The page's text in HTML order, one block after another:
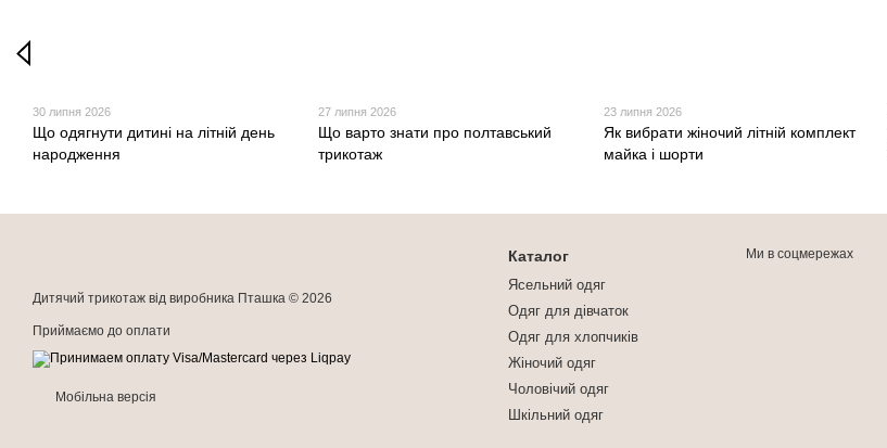
30 липня 2026
Що одягнути дитині на літній день
народження
27 липня 2026
Що варто знати про полтавський
трикотаж
23 липня 2026
Як вибрати жіночий літній комплект
майка і шорти
Дитячий трикотаж від виробника Пташка © 2026
Приймаємо до оплати
Мобільна версія
Каталог
Ясельний одяг
Одяг для дівчаток
Одяг для хлопчиків
Жіночий одяг
Чоловічий одяг
Шкільний одяг
Ми в соцмережах